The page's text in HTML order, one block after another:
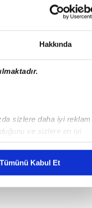
Hakkında
sizlere daha iyi reklam
ve sizlere en iyi
karşılamak
kullanılmaktadır. Bu
Tümünü Kabul Et